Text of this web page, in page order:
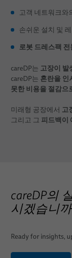
고객 네트워크와
손쉬운 설치 및
로봇 드레스팩
careDP는 고장이 발
careDP는 혼란을 인
못한 비용을 절감으
미래형 공장에서 고
그리고 그 피드백이
careDP의
시겠습니
Ready for insights,